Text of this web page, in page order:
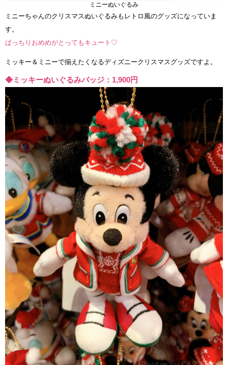
ミニーぬいぐるみ
ミニーちゃんのクリスマスぬいぐるみもレトロ風のグッズになっていま
す。
ぱっちりおめめがとってもキュート♡
ミッキー＆ミニーで揃えたくなるディズニークリスマスグッズですよ。
◆ミッキーぬいぐるみバッジ：1,900円